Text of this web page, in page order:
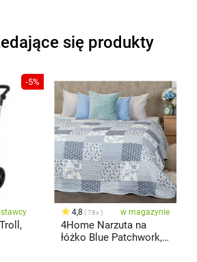
się produkty
-5%
4,8 78x w magazynie
4Home Narzuta na
łóżko Blue Patchwork,